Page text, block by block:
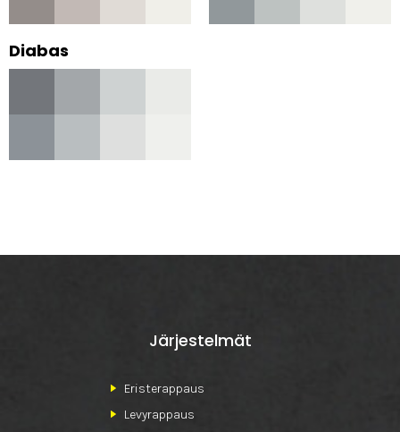
Diabas
Järjestelmät
Eristerappaus
Levyrappaus